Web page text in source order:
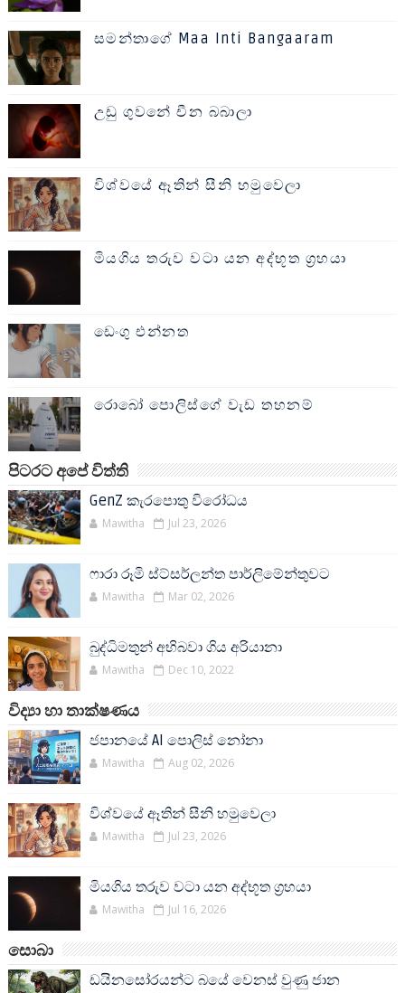
සමන්තාගේ Maa Inti Bangaaram
උඩු ගුවනේ චීන බබාලා
විශ්වයේ ඈතින් සීනි හමුවෙලා
මියගිය තරුව වටා යන අද්භූත ග්‍රහයා
ඩෙංගු එන්නත
රොබෝ පොලිස්ගේ වැඩ තහනම්
පිටරට අපේ විත්ති
GenZ කැරපොතු විරෝධය
Mawitha Jul 23, 2026
ෆාරා රූමි ස්ට්සර්ලන්ත පාර්ලිමේන්තුවට
Mawitha Mar 02, 2026
බුද්ධිමතුන් අභිබවා ගිය අරියානා
Mawitha Dec 10, 2022
විද්‍යා හා තාක්ෂණය
ජපානයේ AI පොලිස් නෝනා
Mawitha Aug 02, 2026
විශ්වයේ ඈතින් සීනි හමුවෙලා
Mawitha Jul 23, 2026
මියගිය තරුව වටා යන අද්භූත ග්‍රහයා
Mawitha Jul 16, 2026
සොබා
ඩයිනසෝරයන්ට බයේ වෙනස් වුණු ජාන